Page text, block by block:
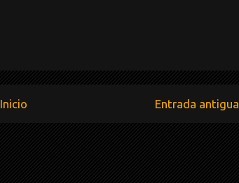
Entrada antigua
Inicio